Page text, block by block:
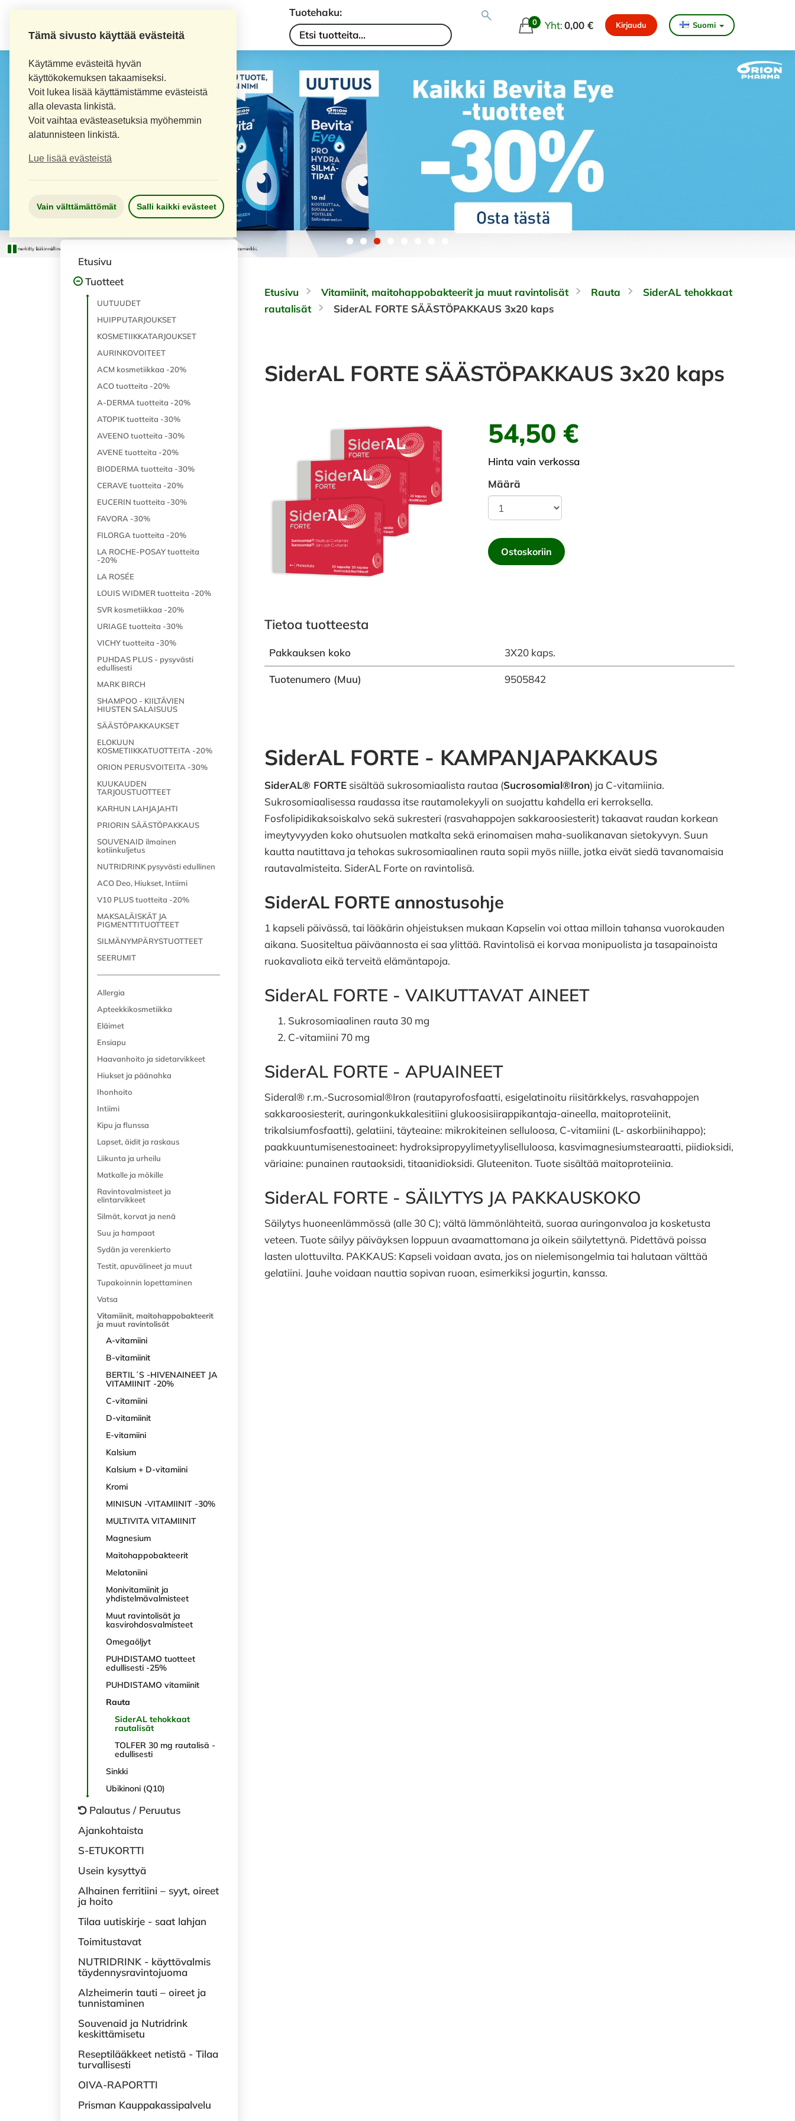
Tämä sivusto käyttää evästeitä
Käytämme evästeitä hyvän
käyttökokemuksen takaamiseksi.
Voit lukea lisää käyttämistämme evästeistä
alla olevasta linkistä.
Voit vaihtaa evästeasetuksia myöhemmin
alatunnisteen linkistä.
Lue lisää evästeistä
Vain välttämättömät Salli kaikki evästeet
Tuotehaku:
0 Yht:0,00 € Kirjaudu Suomi
Etusivu
Tuotteet
UUTUUDET
HUIPPUTARJOUKSET
KOSMETIIKKATARJOUKSET
AURINKOVOITEET
ACM kosmetiikkaa -20%
ACO tuotteita -20%
A-DERMA tuotteita -20%
ATOPIK tuotteita -30%
AVEENO tuotteita -30%
AVENE tuotteita -20%
BIODERMA tuotteita -30%
CERAVE tuotteita -20%
EUCERIN tuotteita -30%
FAVORA -30%
FILORGA tuotteita -20%
LA ROCHE-POSAY tuotteita
-20%
LA ROSÉE
LOUIS WIDMER tuotteita -20%
SVR kosmetiikkaa -20%
URIAGE tuotteita -30%
VICHY tuotteita -30%
PUHDAS PLUS - pysyvästi
edullisesti
MARK BIRCH
SHAMPOO - KIILTÄVIEN
HIUSTEN SALAISUUS
SÄÄSTÖPAKKAUKSET
ELOKUUN
KOSMETIIKKATUOTTEITA -20%
ORION PERUSVOITEITA -30%
KUUKAUDEN
TARJOUSTUOTTEET
KARHUN LAHJAJAHTI
PRIORIN SÄÄSTÖPAKKAUS
SOUVENAID ilmainen
kotiinkuljetus
NUTRIDRINK pysyvästi edullinen
ACO Deo, Hiukset, Intiimi
V10 PLUS tuotteita -20%
MAKSALÄISKÄT JA
PIGMENTTITUOTTEET
SILMÄNYMPÄRYSTUOTTEET
SEERUMIT
Allergia
Apteekkikosmetiikka
Eläimet
Ensiapu
Haavanhoito ja sidetarvikkeet
Hiukset ja päänahka
Ihonhoito
Intiimi
Kipu ja flunssa
Lapset, äidit ja raskaus
Liikunta ja urheilu
Matkalle ja mökille
Ravintovalmisteet ja
elintarvikkeet
Silmät, korvat ja nenä
Suu ja hampaat
Sydän ja verenkierto
Testit, apuvälineet ja muut
Tupakoinnin lopettaminen
Vatsa
Vitamiinit, maitohappobakteerit
ja muut ravintolisät
A-vitamiini
B-vitamiinit
BERTIL´S -HIVENAINEET JA
VITAMIINIT -20%
C-vitamiini
D-vitamiinit
E-vitamiini
Kalsium
Kalsium + D-vitamiini
Kromi
MINISUN -VITAMIINIT -30%
MULTIVITA VITAMIINIT
Magnesium
Maitohappobakteerit
Melatoniini
Monivitamiinit ja
yhdistelmävalmisteet
Muut ravintolisät ja
kasvirohdosvalmisteet
Omegaöljyt
PUHDISTAMO tuotteet
edullisesti -25%
PUHDISTAMO vitamiinit
Rauta
SiderAL tehokkaat
rautalisät
TOLFER 30 mg rautalisä -
edullisesti
Sinkki
Ubikinoni (Q10)
Palautus / Peruutus
Ajankohtaista
S-ETUKORTTI
Usein kysyttyä
Alhainen ferritiini – syyt, oireet
ja hoito
Tilaa uutiskirje - saat lahjan
Toimitustavat
NUTRIDRINK - käyttövalmis
täydennysravintojuoma
Alzheimerin tauti – oireet ja
tunnistaminen
Souvenaid ja Nutridrink
keskittämisetu
Reseptilääkkeet netistä - Tilaa
turvallisesti
OIVA-RAPORTTI
Prisman Kauppakassipalvelu
Etusivu Vitamiinit, maitohappobakteerit ja muut ravintolisät Rauta
SiderAL tehokkaat
rautalisät
SiderAL FORTE SÄÄSTÖPAKKAUS 3x20 kaps
SiderAL FORTE SÄÄSTÖPAKKAUS 3x20 kaps
54,50 €
Hinta vain verkossa
Määrä
Ostoskoriin
Tietoa tuotteesta
Pakkauksen koko 3X20 kaps.
Tuotenumero (Muu) 9505842
SiderAL FORTE - KAMPANJAPAKKAUS
SiderAL® FORTE sisältää sukrosomiaalista rautaa (Sucrosomial®Iron) ja C-vitamiinia.
Sukrosomiaalisessa raudassa itse rautamolekyyli on suojattu kahdella eri kerroksella.
Fosfolipidikaksoiskalvo sekä sukresteri (rasvahappojen sakkaroosiesterit) takaavat raudan korkean
imeytyvyyden koko ohutsuolen matkalta sekä erinomaisen maha-suolikanavan sietokyvyn. Suun
kautta nautittava ja tehokas sukrosomiaalinen rauta sopii myös niille, jotka eivät siedä tavanomaisia
rautavalmisteita. SiderAL Forte on ravintolisä.
SiderAL FORTE annostusohje
1 kapseli päivässä, tai lääkärin ohjeistuksen mukaan Kapselin voi ottaa milloin tahansa vuorokauden
aikana. Suositeltua päiväannosta ei saa ylittää. Ravintolisä ei korvaa monipuolista ja tasapainoista
ruokavaliota eikä terveitä elämäntapoja.
SiderAL FORTE - VAIKUTTAVAT AINEET
Sukrosomiaalinen rauta 30 mg
C-vitamiini 70 mg
SiderAL FORTE - APUAINEET
Sideral® r.m.-Sucrosomial®Iron (rautapyrofosfaatti, esigelatinoitu riisitärkkelys, rasvahappojen
sakkaroosiesterit, auringonkukkalesitiini glukoosisiirappikantaja-aineella, maitoproteiinit,
trikalsiumfosfaatti), gelatiini, täyteaine: mikrokiteinen selluloosa, C-vitamiini (L- askorbiinihappo);
paakkuuntumisenestoaineet: hydroksipropyylimetyyliselluloosa, kasvimagnesiumstearaatti, piidioksidi,
väriaine: punainen rautaoksidi, titaanidioksidi. Gluteeniton. Tuote sisältää maitoproteiinia.
SiderAL FORTE - SÄILYTYS JA PAKKAUSKOKO
Säilytys huoneenlämmössä (alle 30 C); vältä lämmönlähteitä, suoraa auringonvaloa ja kosketusta
veteen. Tuote säilyy päiväyksen loppuun avaamattomana ja oikein säilytettynä. Pidettävä poissa
lasten ulottuvilta. PAKKAUS: Kapseli voidaan avata, jos on nielemisongelmia tai halutaan välttää
gelatiini. Jauhe voidaan nauttia sopivan ruoan, esimerkiksi jogurtin, kanssa.